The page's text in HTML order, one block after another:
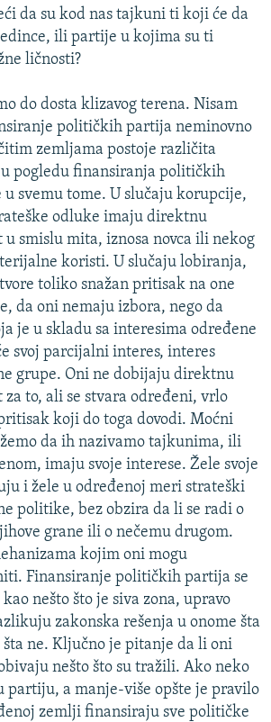
da su kod nas tajkuni ti koji će da
ili partije u kojima su ti
ličnosti?
do dosta klizavog terena. Nisam
političkih partija neminovno
zemljama postoje različita
u pogledu finansiranja političkih
svemu tome. U slučaju korupcije,
odluke imaju direktnu
smislu mita, iznosa novca ili nekog
koristi. U slučaju lobiranja,
toliko snažan pritisak na one
da oni nemaju izbora, nego da
je u skladu sa interesima određene
svoj parcijalni interes, interes
grupe. Oni ne dobijaju direktnu
to, ali se stvara određeni, vrlo
koji do toga dovodi. Moćni
da ih nazivamo tajkunima, ili
imaju svoje interese. Žele svoje
i žele u određenoj meri strateški
politike, bez obzira da li se radi o
grane ili o nečemu drugom.
kojim oni mogu
Finansiranje političkih partija se
nešto što je siva zona, upravo
zakonska rešenja u onome šta
šta ne. Ključno je pitanje da li oni
nešto što su tražili. Ako neko
a manje-više opšte je pravilo
zemlji finansiraju sve političke